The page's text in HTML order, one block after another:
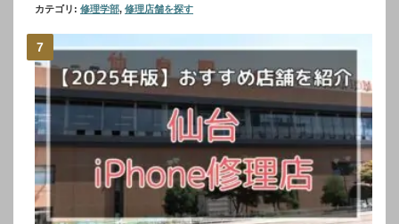
カテゴリ: 修理学部, 修理店舗を探す